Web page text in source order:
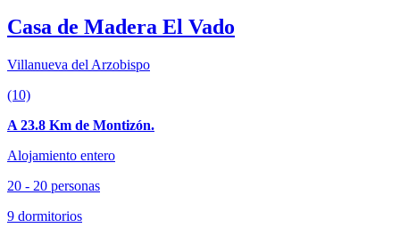
Casa de Madera El Vado
Villanueva del Arzobispo
(10)
A 23.8 Km de Montizón.
Alojamiento entero
20 - 20 personas
9 dormitorios